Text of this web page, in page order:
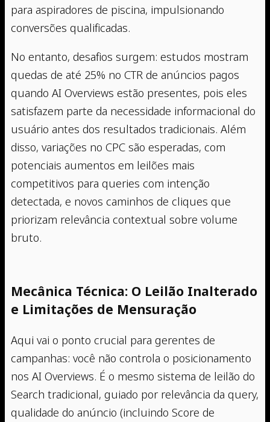
para aspiradores de piscina, impulsionando
conversões qualificadas.
No entanto, desafios surgem: estudos mostram
quedas de até 25% no CTR de anúncios pagos
quando AI Overviews estão presentes, pois eles
satisfazem parte da necessidade informacional do
usuário antes dos resultados tradicionais. Além
disso, variações no CPC são esperadas, com
potenciais aumentos em leilões mais
competitivos para queries com intenção
detectada, e novos caminhos de cliques que
priorizam relevância contextual sobre volume
bruto.
Mecânica Técnica: O Leilão Inalterado
e Limitações de Mensuração
Aqui vai o ponto crucial para gerentes de
campanhas: você não controla o posicionamento
nos AI Overviews. É o mesmo sistema de leilão do
Search tradicional, guiado por relevância da query,
qualidade do anúncio (incluindo Score de